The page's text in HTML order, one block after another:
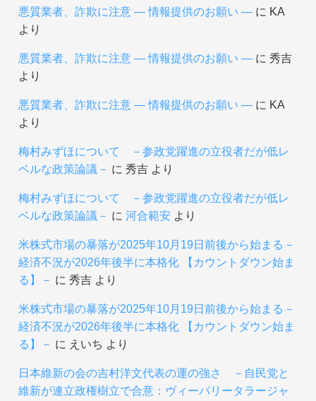
悪質業者、詐欺に注意 ― 情報提供のお願い ―に KA
より
悪質業者、詐欺に注意 ― 情報提供のお願い ―に 秀吉
より
悪質業者、詐欺に注意 ― 情報提供のお願い ―に KA
より
梅村みずほについて －参政党躍進の立役者だが低レ
ベルな政策論議－ に 秀吉より
梅村みずほについて －参政党躍進の立役者だが低レ
ベルな政策論議－ に 河合範安より
米株式市場の暴落が2025年10月19日前後から始まる－
経済不況が2026年後半に本格化 【カウントダウン始ま
る】－ に 秀吉より
米株式市場の暴落が2025年10月19日前後から始まる－
経済不況が2026年後半に本格化 【カウントダウン始ま
る】－ に えいち より
日本維新の会の吉村洋文代表の運の強さ －自民党と
維新が連立政権樹立で合意：ヴィーパリータラージャ